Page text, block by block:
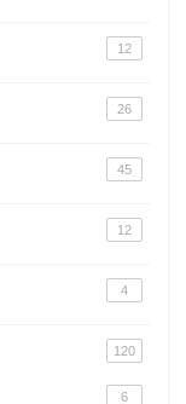
12
26
45
12
4
120
6